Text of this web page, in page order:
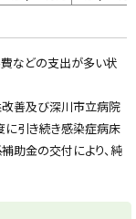
などの支出が多い状
改善及び深川市立病院
に引き続き感染症病床
助金の交付により、純